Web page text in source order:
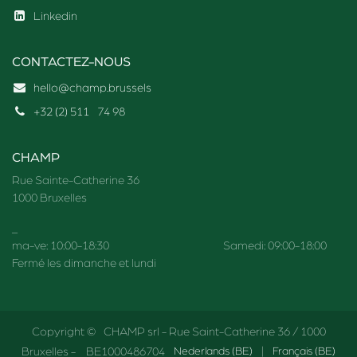
Linkedin
CONTACTEZ-NOUS
hello@champ.brussels
+32 (2) 511
74 98
CHAMP
Rue Sainte-Catherine 36
1000 Bruxelles
ma-ve: 10:00-18:30 Samedi: 09:00-18:00
Fermé les dimanche et lundi
Copyright © CHAMP srl - Rue Saint-Catherine 36 / 1000
Bruxelles - BE1000486704
Nederlands (BE) Français (BE)